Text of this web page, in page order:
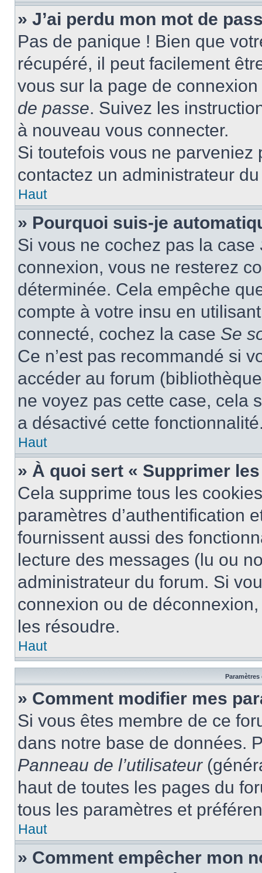
» J’ai perdu mon mot de
Pas de panique ! Bien que
récupéré, il peut facilement
vous sur la page de
de passe. Suivez les
à nouveau vous connecter.
Si toutefois vous ne
contactez un administrateur
Haut
» Pourquoi suis-je
Si vous ne cochez pas la case
connexion, vous ne resterez
déterminée. Cela empêche
compte à votre insu en
connecté, cochez la case Se
Ce n’est pas recommandé si
accéder au forum
ne voyez pas cette case, cela
a désactivé cette
Haut
» À quoi sert « Supprimer
Cela supprime tous les
paramètres d’authentification
fournissent aussi des
lecture des messages (lu ou
administrateur du forum. Si
connexion ou de
les résoudre.
Haut
Paramètres
» Comment modifier mes
Si vous êtes membre de ce
dans notre base de données.
Panneau de l’utilisateur
haut de toutes les pages du
tous les paramètres et
Haut
» Comment empêcher mon